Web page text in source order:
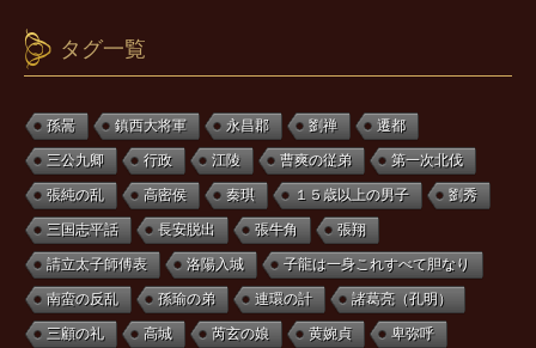
タグ一覧
孫暠 鎮西大将軍 永昌郡 劉禅 遷都
三公九卿 行政 江陵 曹爽の従弟 第一次北伐
張純の乱 高密侯 秦琪 １５歳以上の男子 劉秀
三国志平話 長安脱出 張牛角 張翔
請立太子師傅表 洛陽入城 子龍は一身これすべて胆なり
南蛮の反乱 孫瑜の弟 連環の計 諸葛亮（孔明）
三顧の礼 高城 芮玄の娘 黄婉貞 卑弥呼